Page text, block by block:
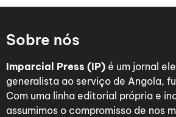
Sobre nós
Imparcial Press (IP) é um jornal
generalista ao serviço de Angola,
Com uma linha editorial própria e
assumimos o compromisso de nos